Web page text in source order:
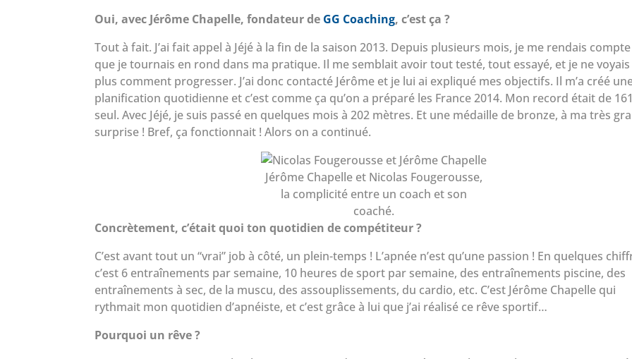
Oui, avec Jérôme Chapelle, fondateur de GG Coaching, c’est ça ?
Tout à fait. J’ai fait appel à Jéjé à la fin de la saison 2013. Depuis plusieurs mois, je me rendais compte
que je tournais en rond dans ma pratique. Il me semblait avoir tout testé, tout essayé, et je ne voyais
plus comment progresser. J’ai donc contacté Jérôme et je lui ai expliqué mes objectifs. Il m’a créé
planification quotidienne et c’est comme ça qu’on a préparé les France 2014. Mon record était de
seul. Avec Jéjé, je suis passé en quelques mois à 202 mètres. Et une médaille de bronze, à ma très
surprise ! Bref, ça fonctionnait ! Alors on a continué.
Jérôme Chapelle et Nicolas Fougerousse,
la complicité entre un coach et son
coaché.
Concrètement, c’était quoi ton quotidien de compétiteur ?
C’est avant tout un “vrai” job à côté, un plein-temps ! L’apnée n’est qu’une passion ! En quelques
c’est 6 entraînements par semaine, 10 heures de sport par semaine, des entraînements piscine, des
entraînements à sec, de la muscu, des assouplissements, du cardio, etc. C’est Jérôme Chapelle qui
rythmait mon quotidien d’apnéiste, et c’est grâce à lui que j’ai réalisé ce rêve sportif…
Pourquoi un rêve ?